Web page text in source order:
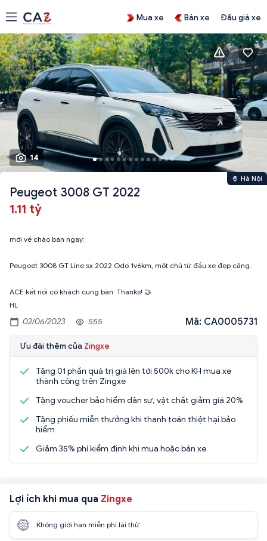
Mua xe Bán xe Đấu giá xe
14
Hà Nội
Peugeot 3008 GT 2022
1.11 tỷ
mới về chào bán ngay:
Peugoet 3008 GT Line sx 2022 Odo 1v6km, một chủ từ đầu xe đẹp căng.
ACE kết nối có khách cùng bán. Thanks! 🤝
HL
02/06/2023 555 Mã: CA0005731
Ưu đãi thêm của Zingxe
Tặng 01 phần quà trị giá lên tới 500k cho KH mua xe
thành công trên Zingxe
Tặng voucher bảo hiểm dân sự, vật chất giảm giá 20%
Tặng phiếu miễn thưởng khi thanh toán thiệt hại bảo
hiểm
Giảm 35% phí kiểm định khi mua hoặc bán xe
Lợi ích khi mua qua Zingxe
Không giới hạn miễn phí lái thử